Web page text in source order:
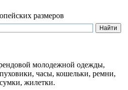
размеров
молодежной одежды,
часы, кошельки, ремни,
жилетки.